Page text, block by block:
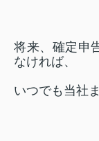
将来、確定申
なければ、
いつでも当社